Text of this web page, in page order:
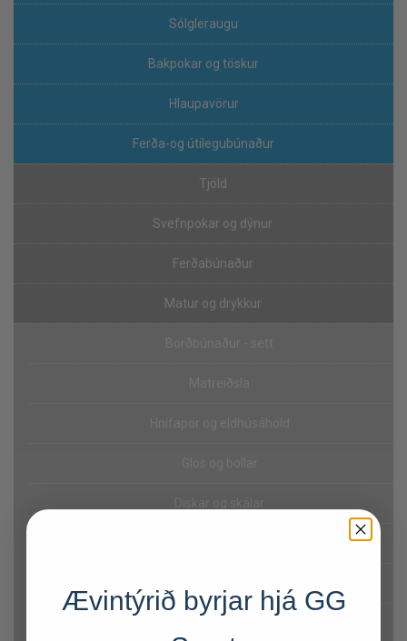
Sólgleraugu
Bakpokar og töskur
Hlaupavörur
Ferða-og útilegubúnaður
Tjöld
Svefnpokar og dýnur
Ferðabúnaður
Matur og drykkur
Ævintýrið byrjar hjá GG